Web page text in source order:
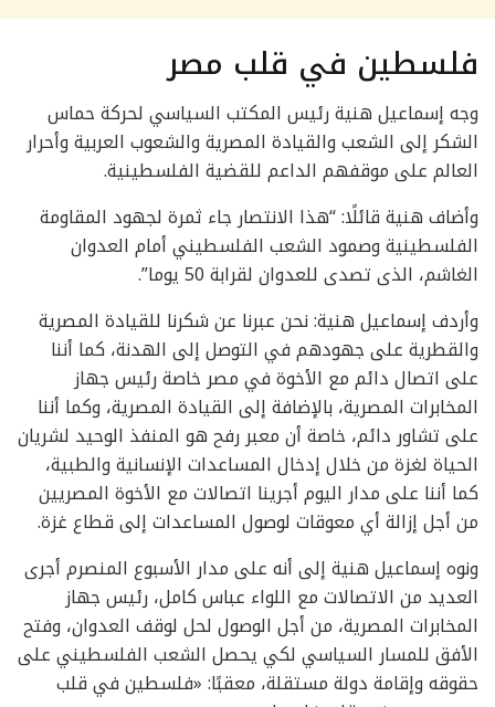
فلسطين في قلب مصر
وجه إسماعيل هنية رئيس المكتب السياسي لحركة حماس
الشكر إلى الشعب والقيادة المصرية والشعوب العربية وأحرار
العالم على موقفهم الداعم للقضية الفلسطينية.
وأضاف هنية قائلًا: “هذا الانتصار جاء ثمرة لجهود المقاومة
الفلسطينية وصمود الشعب الفلسطيني أمام العدوان
الغاشم، الذى تصدى للعدوان لقرابة 50 يوما”.
وأردف إسماعيل هنية: نحن عبرنا عن شكرنا للقيادة المصرية
والقطرية على جهودهم في التوصل إلى الهدنة، كما أننا
على اتصال دائم مع الأخوة في مصر خاصة رئيس جهاز
المخابرات المصرية، بالإضافة إلى القيادة المصرية، وكما أننا
على تشاور دائم، خاصة أن معبر رفح هو المنفذ الوحيد لشريان
الحياة لغزة من خلال إدخال المساعدات الإنسانية والطبية،
كما أننا على مدار اليوم أجرينا اتصالات مع الأخوة المصريين
من أجل إزالة أي معوقات لوصول المساعدات إلى قطاع غزة.
ونوه إسماعيل هنية إلى أنه على مدار الأسبوع المنصرم أجرى
العديد من الاتصالات مع اللواء عباس كامل، رئيس جهاز
المخابرات المصرية، من أجل الوصول لحل لوقف العدوان، وفتح
الأفق للمسار السياسي لكي يحصل الشعب الفلسطيني على
حقوقه وإقامة دولة مستقلة، معقبًا: «فلسطين في قلب